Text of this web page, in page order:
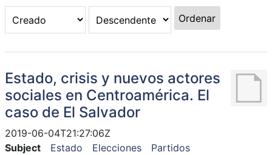
Ordenar
Estado, crisis y nuevos actores
sociales en Centroamérica. El
caso de El Salvador
2019-06-04T21:27:06Z
Subject
Estado Elecciones
Partidos